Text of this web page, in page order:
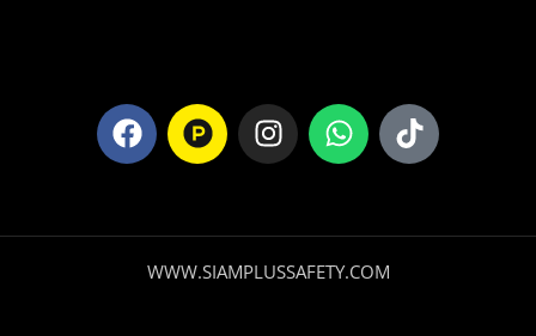
WWW.SIAMPLUSSAFETY.COM